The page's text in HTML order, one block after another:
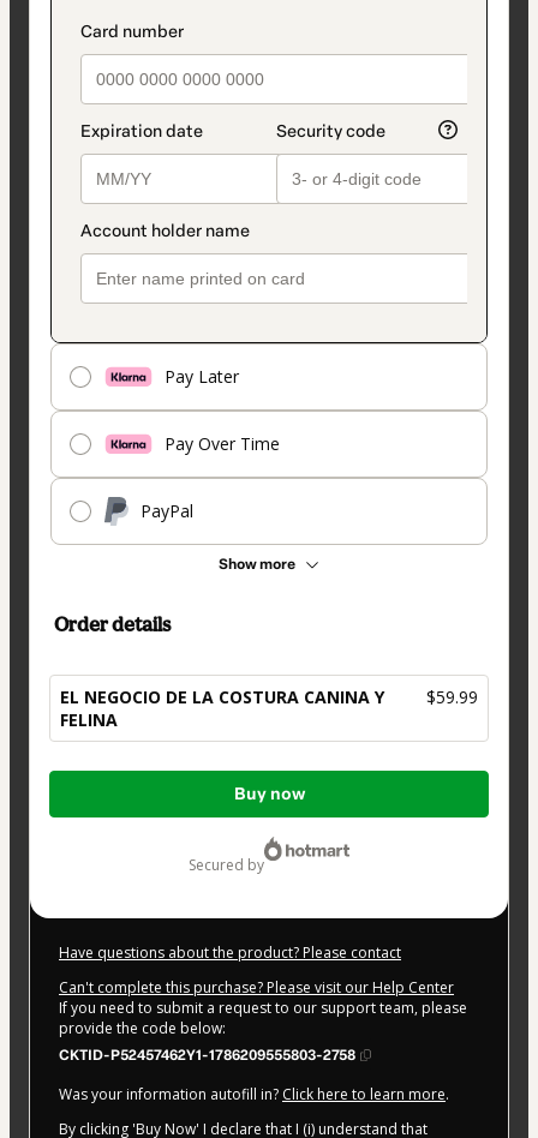
Pay Later
Pay Over Time
PayPal
Show more
Order details
EL NEGOCIO DE LA COSTURA CANINA Y
FELINA
$59.99
Total
Buy now
secured by
Have questions about the product? Please contact
Can't complete this purchase? Please visit our Help Center
If you need to submit a request to our support team, please
provide the code below:
CKTID-P52457462Y1-1786209555803-2758
Was your information autofill in? Click here to learn more.
By clicking 'Buy Now' I declare that I (i) understand that